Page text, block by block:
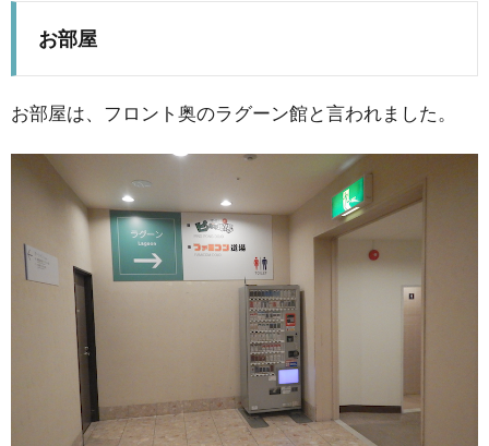
お部屋
お部屋は、フロント奥のラグーン館と言われました。